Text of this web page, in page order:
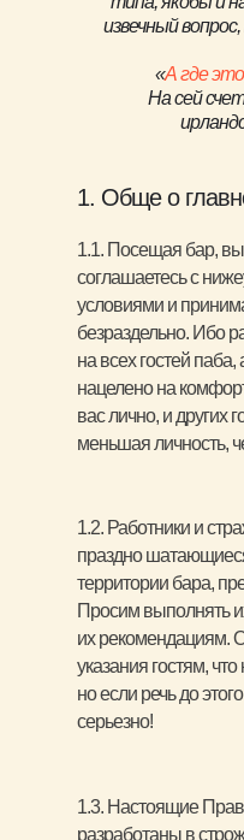
извечный
«А где
На сей
1. Обще о
1.3. Настоящие
разработаны в
1.2. Работники и
праздно
территории бара,
Просим выполнять
их рекомендациям.
указания гостям,
но если речь до
серьезно!
1.1. Посещая бар,
соглашаетесь с
условиями и
безраздельно. Ибо
на всех гостей
нацелено на
вас лично, и других
меньшая личность,